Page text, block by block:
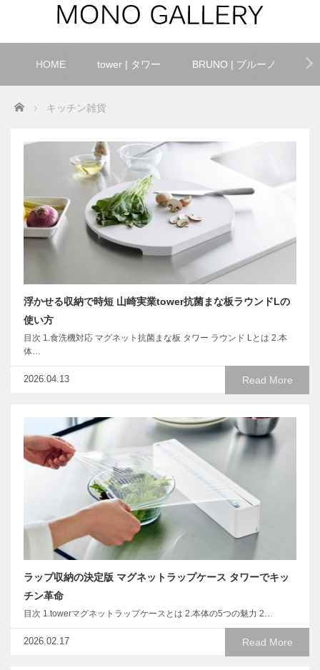
HOME tower | タワー BRUNO | ブルーノ キ
Home キッチン雑貨
浮かせる収納で時短 山崎実業tower抗菌まな板ラウンドLの
使い方
目次 1.食洗機対応 マグネット抗菌まな板 タワー ラウンド Lとは 2.本
体…
Read More
2026.04.13
ラップ収納の決定版 マグネットラップケース タワーでキッ
チン革命
目次 1.towerマグネットラップケースとは 2.本体の5つの魅力 2…
Read More
2026.02.17